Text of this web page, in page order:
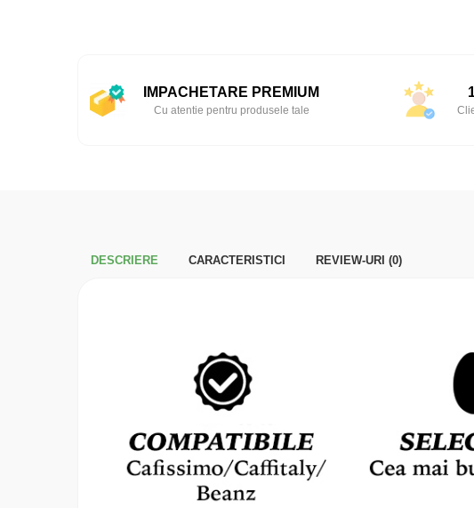
IMPACHETARE PREMIUM
Cu atentie pentru produsele tale
DESCRIERE CARACTERISTICI REVIEW-URI (0)